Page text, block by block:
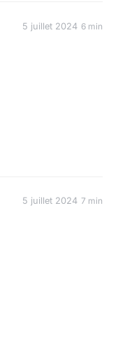
5 juillet 2024 6 min
5 juillet 2024 7 min